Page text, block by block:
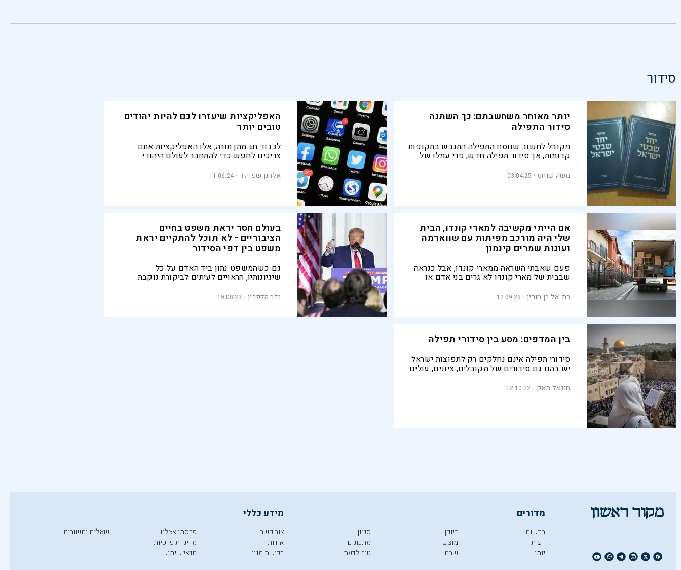
סידור
יותר מאוחר משחשבתם: כך השתנה
סידור התפילה
מקובל לחשוב שנוסח התפילה התגבש בתקופות
קדומות, אך סידור תפילה חדש, פרי עמלו של
מקורות התפילה, מראה שהוא עבר שינויים
משה שוחט 03.04.25
האפליקציות שיעזרו לכם להיות יהודים
טובים יותר
לכבוד חג מתן תורה, אלו האפליקציות אתם
צריכים לחפש כדי להתחבר לעולם היהודי
אלחנן שפייזר 11.06.24
אם הייתי מקשיבה למארי קונדו, הבית
שלי היה מורכב מפיתות עם שווארמה
ועוגות שמרים קינמון
פעם שאבתי השראה ממארי קונדו, אבל כנראה
שבבית של מארי קונדו לא גרים בני אדם או
בת-אל בן חורין 12.09.23
בעולם חסר יראת משפט בחיים
הציבוריים - לא תוכל להתקיים יראת
משפט בין דפי הסידור
גם כשהמשפט נתון ביד האדם על כל
שיגיונותיו, הראויים לעיתים לביקורת נוקבת
לנטוש את שפת היראה כלפיו
נדב הלפרין 19.08.23
בין המדפים: מסע בין סידורי תפילה
סידורי תפילה אינם נחלקים רק לתפוצות ישראל.
יש בהם גם סידורים של מקובלים, ציונים, עולים
ספר חדש לוקח אותנו לעולם נוסטלגי, מרתק
חננאל מאק 12.10.22
מדורים
חדשות
דעות
יומן
דיוקן
מוצש
שבת
סגנון
מתכונים
טוב לדעת
מידע כללי
צור קשר
אודות
רכישת מנוי
פרסמו אצלנו
מדיניות פרטיות
תנאי שימוש
שאלות ותשובות